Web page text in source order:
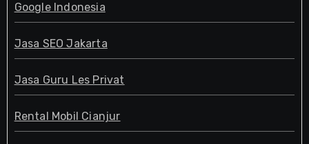
Google Indonesia
Jasa SEO Jakarta
Jasa Guru Les Privat
Rental Mobil Cianjur